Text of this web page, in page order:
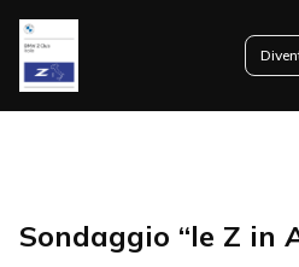
Sondaggio “le Z in